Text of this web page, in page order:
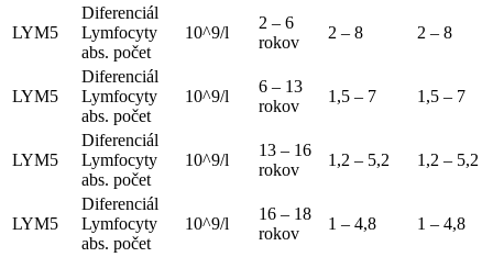
LYM5
Diferenciál
Lymfocyty
abs. počet
10^9/l
2 – 6
rokov
2 – 8 2 – 8
LYM5
Diferenciál
Lymfocyty
abs. počet
10^9/l
6 – 13
rokov
1,5 – 7 1,5 – 7
LYM5
Diferenciál
Lymfocyty
abs. počet
10^9/l
13 – 16
rokov
1,2 – 5,2 1,2 – 5,2
LYM5
Diferenciál
Lymfocyty
abs. počet
10^9/l
16 – 18
rokov
1 – 4,8 1 – 4,8